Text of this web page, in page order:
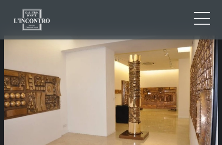
IT
EN
FR
NEWS AND EVENTS
ARTISTS AND WORKS
EXHIBITIONS
CONTACTS